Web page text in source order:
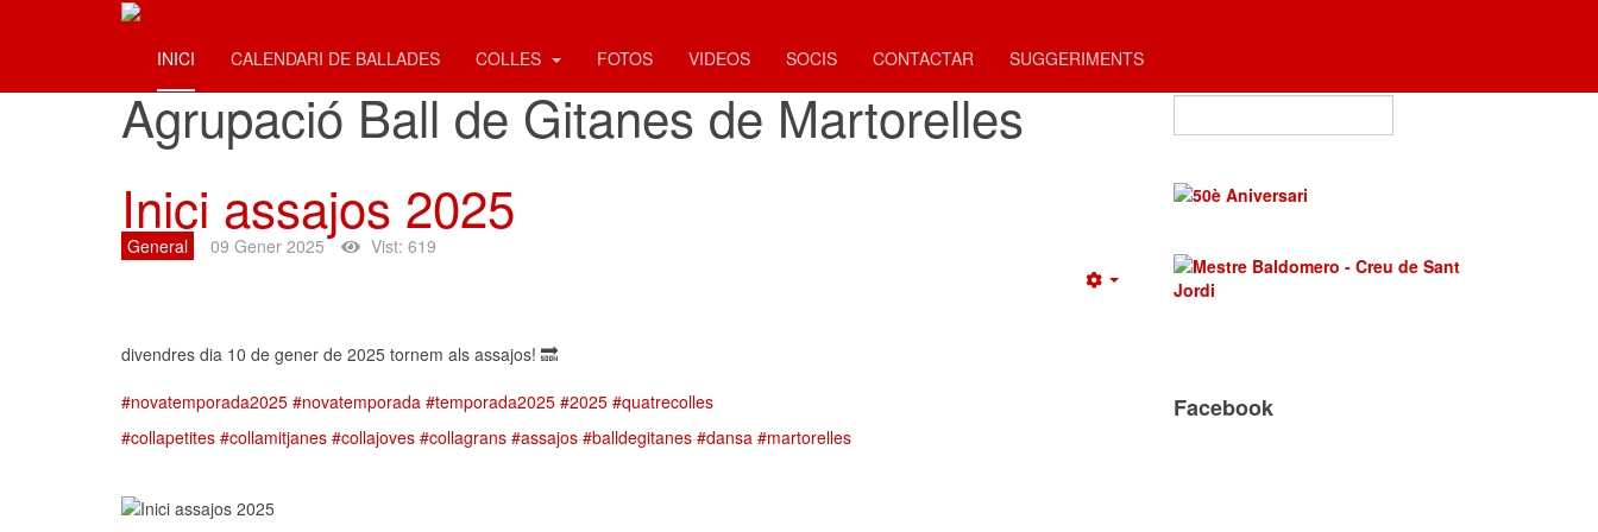
INICI
CALENDARI DE BALLADES COLLES FOTOS VIDEOS SOCIS CONTACTAR SUGGERIMENTS
Agrupació Ball de Gitanes de Martorelles
Inici assajos 2025
General 09 Gener 2025 Vist: 619
divendres dia 10 de gener de 2025 tornem als assajos! 🔜
#novatemporada2025 #novatemporada #temporada2025 #2025 #quatrecolles
#collapetites #collamitjanes #collajoves #collagrans #assajos #balldegitanes #dansa #martorelles
Facebook